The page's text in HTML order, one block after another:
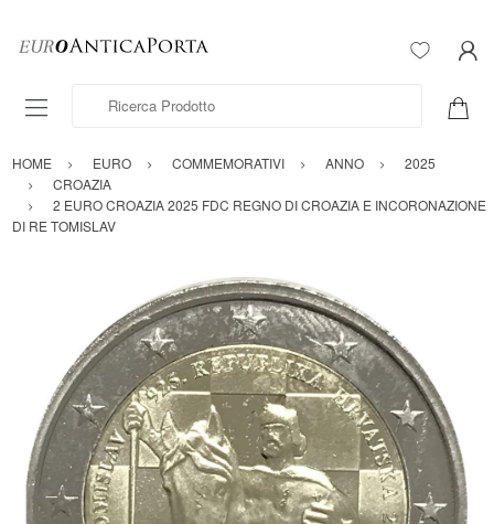
Ricerca Prodotto
HOME EURO COMMEMORATIVI ANNO
2025
CROAZIA
2 EURO CROAZIA 2025 FDC REGNO DI CROAZIA E INCORONAZIONE
DI RE TOMISLAV